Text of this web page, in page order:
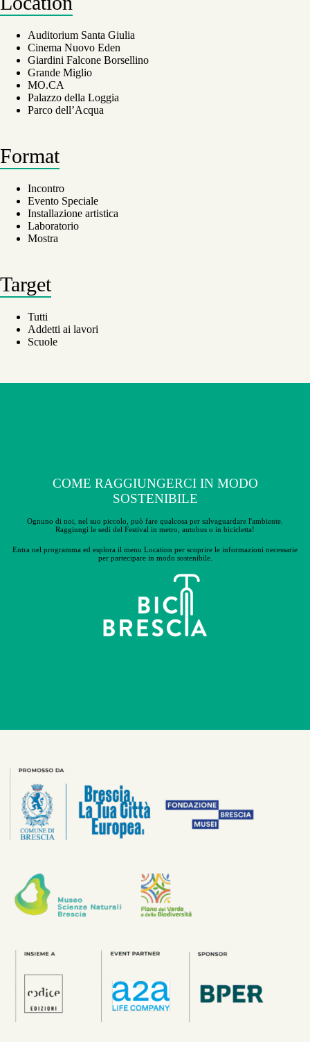
DISPOSITIVO
DI
FUTURO
Auditorium Santa Giulia
Cinema Nuovo Eden
Giardini Falcone Borsellino
Grande Miglio
MO.CA
Palazzo della Loggia
Parco dell’Acqua
Format
Incontro
Evento Speciale
Installazione artistica
Laboratorio
Mostra
Target
Tutti
Addetti ai lavori
Scuole
COME RAGGIUNGERCI IN MODO
SOSTENIBILE
Ognuno di noi, nel suo piccolo, può fare qualcosa per salvaguardare l'ambiente.
Raggiungi le sedi del Festival in metro, autobus o in bicicletta!
Entra nel programma ed esplora il menu Location per scoprire le informazioni necessarie
per partecipare in modo sostenibile.